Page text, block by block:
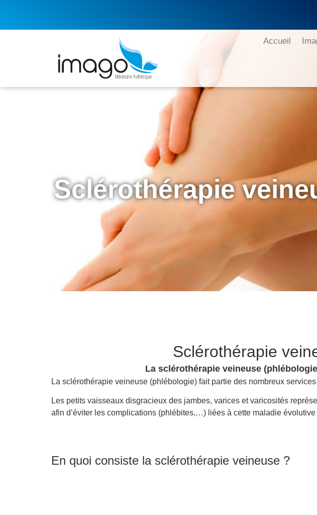
Accueil
Sclérothérapie
Sclérothérapie
La sclérothérapie veineuse
La sclérothérapie veineuse (phlébologie) fait partie des nombreux
Les petits vaisseaux disgracieux des jambes, varices et varicosités
afin d’éviter les complications (phlébites,…) liées à cette maladie évolutive
En quoi consiste la sclérothérapie veineuse ?